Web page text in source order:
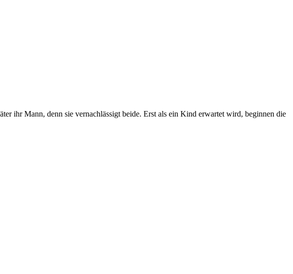
ihr Mann, denn sie vernachlässigt beide. Erst als ein Kind erwartet wird, beginnen die